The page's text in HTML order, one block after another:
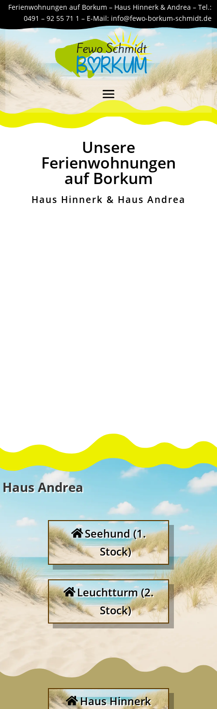
Ferienwohnungen auf Borkum – Haus Hinnerk & Andrea – Tel.:
0491 – 92 55 71 1 – E-Mail: info@fewo-borkum-schmidt.de
Unsere
Ferienwohnungen
auf Borkum
Haus Hinnerk & Haus Andrea
Haus Andrea
Seehund (1.
Stock)
Leuchtturm (2.
Stock)
Haus Hinnerk